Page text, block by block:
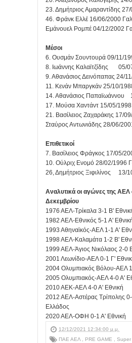
23. Δημήτριος Αμαραντίδης
46. Φράνκ Ελλέ 16/06/2000
Εμάνουελ Ρομπέ 04/12/2002
Μέσοι
6. Ουσμάν Σουντουρά 09/11/
8. Ιωάννης Καλαϊτζίδης
05/
9. Αθανάσιος Δεινόπαπας 24/
11. Κενάν Μπαργκάν 25/10/
14. Αθανάσιος Παπαϊωάννου
17. Μούσα Χαντάντ 15/05/1998
21. Βασίλειος Ζαχαράκης 17/
Σταύρος Αντωνιάδης 28/06/
Επιθετικοί
7. Βασίλειος Φράγκος 17/05/
10. Ούλριχ Ενομό 28/02/1996
26, Δημήτριος Ξιφιλίνος
13/
Αναλυτικά οι αγώνες της ΑΕΛ
Δεκεμβρίου
1976 ΑΕΛ-Τρίκαλα 3-1 Β'
1982 ΑΕΛ-Εθνικός 5-1 Α'
1993 Αθηναϊκός-ΑΕΛ 1-1 Α'
1998 ΑΕΛ-Καλαμάτα 1-2 Β'
1999 ΑΕΛ-Άγιος Νικόλαος 2-0
2001 Λεωνίδιο-ΑΕΛ 0-1 Γ'
2004 Ολυμπιακός Βόλου-ΑΕΛ
2005 Ολυμπιακός-ΑΕΛ 4-0 Α'
2010 ΑΕΚ-ΑΕΛ 4-0 Α' Εθνική
2012 ΑΕΛ-Αστέρας Τρίπολης
Ελλάδος
2020 ΑΕΛ-ΟΦΗ 0-1 Α' Εθνική
12/12/2021 12:34:00 μ.μ.
ΠΑΕ ΑΕΛ
PRE GAME